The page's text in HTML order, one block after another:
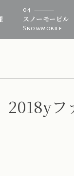
04
スノーモービル
Snowmobile
フ